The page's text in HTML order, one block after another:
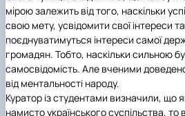
мірою залежить від того, наскільки
свою мету, усвідомити свої інтереси
поєднуватимуться інтереси самої
громадян. Тобто, наскільки сильною
самосвідомість. Але вченими
від ментальності народу.
Куратор із студентами визначили, що
намисто українського суспільства,